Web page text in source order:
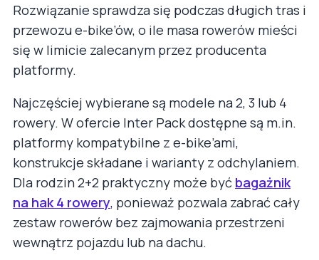
Rozwiązanie sprawdza się podczas długich tras i
przewozu e-bike’ów, o ile masa rowerów mieści
się w limicie zalecanym przez producenta
platformy.
Najczęściej wybierane są modele na 2, 3 lub 4
rowery. W ofercie Inter Pack dostępne są m.in.
platformy kompatybilne z e-bike’ami,
konstrukcje składane i warianty z odchylaniem.
Dla rodzin 2+2 praktyczny może być bagażnik
na hak 4 rowery, ponieważ pozwala zabrać cały
zestaw rowerów bez zajmowania przestrzeni
wewnątrz pojazdu lub na dachu.